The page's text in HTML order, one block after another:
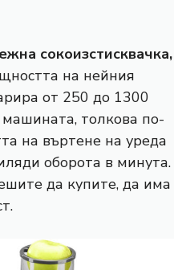
сокоизстисквачка,
на нейния
от 250 до 1300
толкова по-
на въртене на уреда
оборота в минута.
да купите, да има